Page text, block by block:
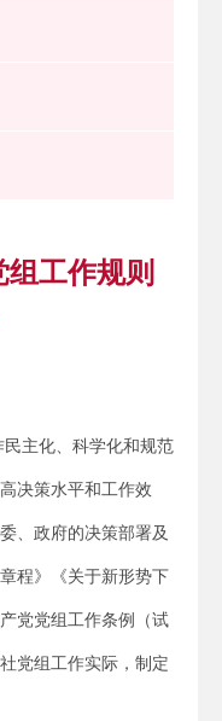
工作规则
主化、科学化和规范
决策水平和工作效
、政府的决策部署及
程》《关于新形势下
党党组工作条例（试
党组工作实际，制定